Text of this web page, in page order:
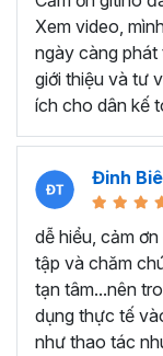
Học nhanh
thực hành
Các video
chủ đề cụ
ứng dụng
khác, phù
sáng nơi
minh và tạo
Bạn sẽ tự
Excel một
tiến độ công
tới 5 lần.
Xem video,
ngày càng phát
giới thiệu và tư
ích cho dân kế
Đinh
dễ hiểu, cảm
tập và chăm
tạn tâm...nên
dụng thực tế
như thao tác